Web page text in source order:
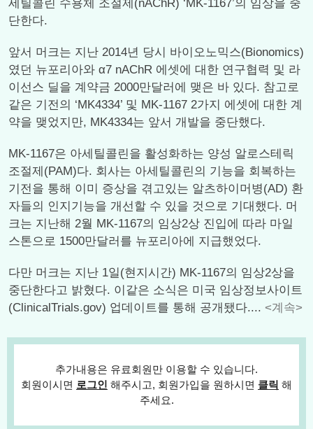
세틸콜린 수용체 조절제(nAChR) ‘MK-1167’의 임상을 중
단한다.
앞서 머크는 지난 2014년 당시 바이오노믹스(Bionomics)
였던 뉴포리아와 α7 nAChR 에셋에 대한 연구협력 및 라
이선스 딜을 계약금 2000만달러에 맺은 바 있다. 참고로
같은 기전의 ‘MK4334’ 및 MK-1167 2가지 에셋에 대한 계
약을 맺었지만, MK4334는 앞서 개발을 중단했다.
MK-1167은 아세틸콜린을 활성화하는 양성 알로스테릭
조절제(PAM)다. 회사는 아세틸콜린의 기능을 회복하는
기전을 통해 이미 증상을 겪고있는 알츠하이머병(AD) 환
자들의 인지기능을 개선할 수 있을 것으로 기대했다. 머
크는 지난해 2월 MK-1167의 임상2상 진입에 따라 마일
스톤으로 1500만달러를 뉴포리아에 지급했었다.
다만 머크는 지난 1일(현지시간) MK-1167의 임상2상을
중단한다고 밝혔다. 이같은 소식은 미국 임상정보사이트
(ClinicalTrials.gov) 업데이트를 통해 공개됐다.... <계속>
추가내용은 유료회원만 이용할 수 있습니다.
회원이시면 로그인 해주시고, 회원가입을 원하시면 클릭 해
주세요.